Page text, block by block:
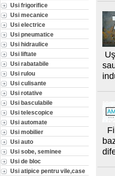
Usi frigorifice
Usi mecanice
Usi electrice
Usi pneumatice
Usi hidraulice
Usi liftate
Usi rabatabile
Usi rulou
Usi culisante
Usi rotative
Usi basculabile
Usi telescopice
Usi automate
Usi mobilier
Usi auto
Usi sobe, seminee
Usi de bloc
Usi atipice pentru vile,case